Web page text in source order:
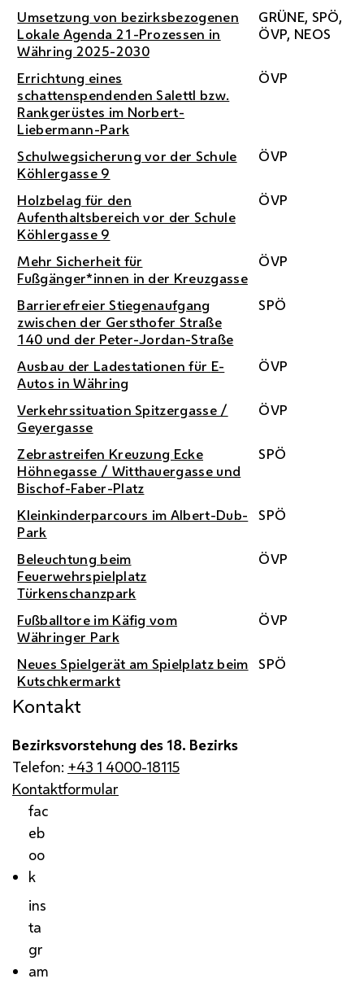
Umsetzung von bezirksbezogenen
Lokale Agenda 21-Prozessen in
Währing 2025-2030
GRÜNE, SPÖ,
ÖVP, NEOS
Errichtung eines
schattenspendenden Salettl bzw.
Rankgerüstes im Norbert-
Liebermann-Park
ÖVP
Schulwegsicherung vor der Schule
Köhlergasse 9
ÖVP
Holzbelag für den
Aufenthaltsbereich vor der Schule
Köhlergasse 9
ÖVP
Mehr Sicherheit für
Fußgänger*innen in der Kreuzgasse
ÖVP
Barrierefreier Stiegenaufgang
zwischen der Gersthofer Straße
140 und der Peter-Jordan-Straße
SPÖ
Ausbau der Ladestationen für E-
Autos in Währing
ÖVP
Verkehrssituation Spitzergasse /
Geyergasse
ÖVP
Zebrastreifen Kreuzung Ecke
Höhnegasse / Witthauergasse und
Bischof-Faber-Platz
SPÖ
Kleinkinderparcours im Albert-Dub-
Park
SPÖ
Beleuchtung beim
Feuerwehrspielplatz
Türkenschanzpark
ÖVP
Fußballtore im Käfig vom
Währinger Park
ÖVP
Neues Spielgerät am Spielplatz beim
Kutschkermarkt
SPÖ
Kontakt
Bezirksvorstehung des 18. Bezirks
Telefon: +43 1 4000-18115
Kontaktformular
fac
eb
oo
k
ins
ta
gr
am